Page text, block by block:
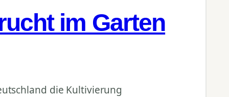
im Garten
die Kultivierung